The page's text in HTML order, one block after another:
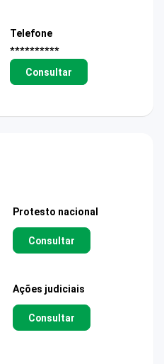
Telefone
**********
Consultar
Protesto nacional
Consultar
Ações judiciais
Consultar